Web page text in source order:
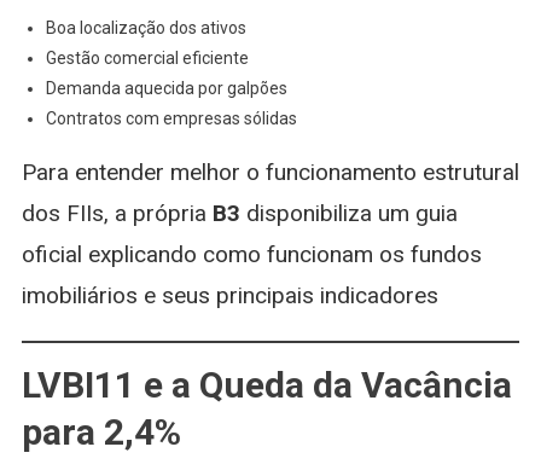
Boa localização dos ativos
Gestão comercial eficiente
Demanda aquecida por galpões
Contratos com empresas sólidas
Para entender melhor o funcionamento estrutural
dos FIIs, a própria B3 disponibiliza um guia
oficial explicando como funcionam os fundos
imobiliários e seus principais indicadores
LVBI11 e a Queda da Vacância
para 2,4%